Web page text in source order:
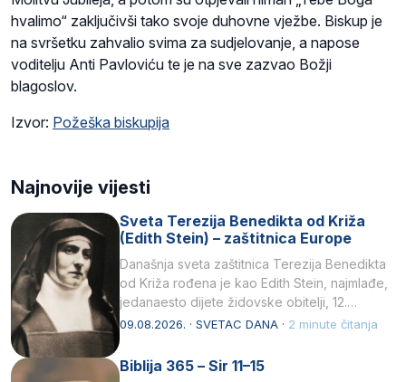
hvalimo“ zaključivši tako svoje duhovne vježbe. Biskup je
na svršetku zahvalio svima za sudjelovanje, a napose
voditelju Anti Pavloviću te je na sve zazvao Božji
blagoslov.
Izvor: Požeška biskupija
Najnovije vijesti
Sveta Terezija Benedikta od Križa
(Edith Stein) – zaštitnica Europe
Današnja sveta zaštitnica Terezija Benedikta
od Križa rođena je kao Edith Stein, najmlađe,
jedanaesto dijete židovske obitelji, 12.
listopada 1891, u Wrocławu…
09.08.2026. · SVETAC DANA · 2 minute čitanja
Biblija 365 – Sir 11–15